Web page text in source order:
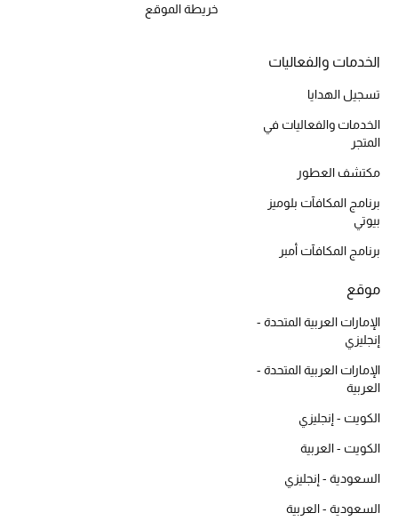
خريطة الموقع
الخدمات والفعاليات
تسجيل الهدايا
الخدمات والفعاليات في
المتجر
مكتشف العطور
برنامج المكافآت بلوميز
بيوتي
برنامج المكافآت أمبر
موقع
الإمارات العربية المتحدة -
إنجليزي
الإمارات العربية المتحدة -
العربية
الكويت - إنجليزي
الكويت - العربية
السعودية - إنجليزي
السعودية - العربية